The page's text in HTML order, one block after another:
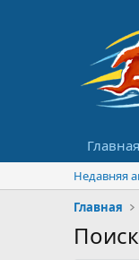
Главная
Недавняя
Главная
Поиск